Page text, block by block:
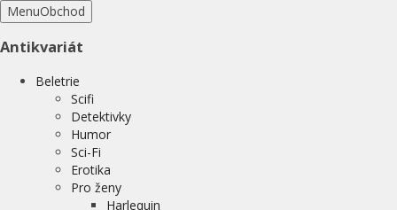
MenuObchod
Antikvariát
Beletrie
Scifi
Detektivky
Humor
Sci-Fi
Erotika
Pro ženy
Harlequin